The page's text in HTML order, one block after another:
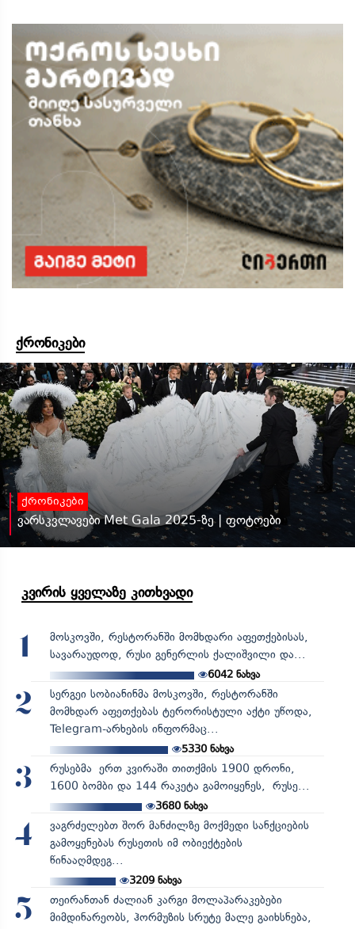
ქრონიკები
ქრონიკები
ვარსკვლავები Met Gala 2025-ზე | ფოტოები
კვირის ყველაზე კითხვადი
1
მოსკოვში, რესტორანში მომხდარი აფეთქებისას,
სავარაუდოდ, რუსი გენერლის ქალიშვილი და...
6042 ნახვა
2
სერგეი სობიანინმა მოსკოვში, რესტორანში
მომხდარ აფეთქებას ტერორისტული აქტი უწოდა,
Telegram-არხების ინფორმაც...
5330ნახვა
3
რუსებმა ერთ კვირაში თითქმის 1900 დრონი,
1600 ბომბი და 144 რაკეტა გამოიყენეს, რუსე...
3680ნახვა
4
ვაგრძელებთ შორ მანძილზე მოქმედი სანქციების
გამოყენებას რუსეთის იმ ობიექტების
წინააღმდეგ...
3209ნახვა
5
თეირანთან ძალიან კარგი მოლაპარაკებები
მიმდინარეობს, ჰორმუზის სრუტე მალე გაიხსნება,